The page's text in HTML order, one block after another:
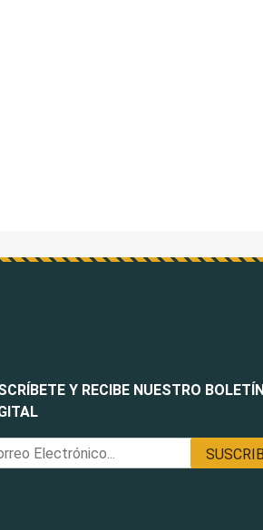
Y RECIBE NUESTRO BOLETÍN